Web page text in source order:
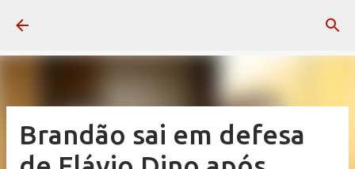
Brandão sai em defesa